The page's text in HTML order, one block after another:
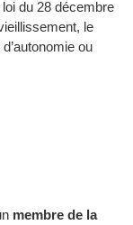
loi du 28 décembre
le
ou
membre de la